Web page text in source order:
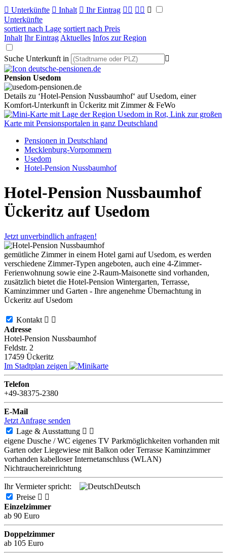
 Unterkünfte  Inhalt  Ihr Eintrag   
Unterkünfte
sortiert nach Lage sortiert nach Preis
Inhalt Ihr Eintrag Aktuelles Infos zur Region
Suche Unterkunft in 
Pension Usedom
Details zu ‘Hotel-Pension Nussbaumhof‘ auf Usedom, einer
Komfort-Unterkunft in Ückeritz mit Zimmer & FeWo
Pensionen in Deutschland
Mecklenburg-Vorpommern
Usedom
Hotel-Pension Nussbaumhof
Hotel-Pension Nussbaumhof
Ückeritz auf Usedom
Jetzt unverbindlich anfragen!
gemütliche Zimmer in einem Hotel garni auf Usedom, es werden
verschiedene Zimmer-Typen angeboten, auch eine 4-Zimmer-
Ferienwohnung sowie eine 2-Raum-Maisonette sind vorhanden,
zusätzlich bietet die Hotel-Pension Wintergarten, Terrasse,
Kaminzimmer und Garten - Ihre angenehme Übernachtung in
Ückeritz auf Usedom
Kontakt  
Adresse
Hotel-Pension Nussbaumhof
Feldstr. 2
17459 Ückeritz
Im Stadtplan zeigen
Telefon
+49-38375-2380
E-Mail
Jetzt Anfrage senden
Lage & Ausstattung  
eigene Dusche / WC eigenes TV Parkmöglichkeiten vorhanden mit
Garten oder Liegewiese mit Balkon oder Terrasse Kaminzimmer
vorhanden kabelloser Internetanschluss (WLAN)
Nichtrauchereinrichtung
Ihr Vermieter spricht:
Deutsch
Preise  
Einzelzimmer
ab 90 Euro
Doppelzimmer
ab 105 Euro